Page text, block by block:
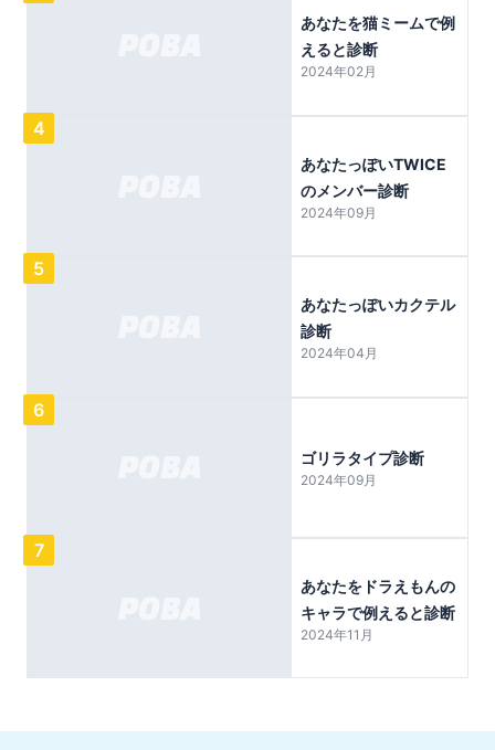
あなたを猫ミームで例
えると診断
2024年02月
4
あなたっぽいTWICE
のメンバー診断
2024年09月
5
あなたっぽいカクテル
診断
2024年04月
6
ゴリラタイプ診断
2024年09月
7
あなたをドラえもんの
キャラで例えると診断
2024年11月